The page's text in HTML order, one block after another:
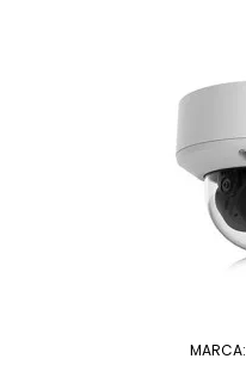
MARCA: